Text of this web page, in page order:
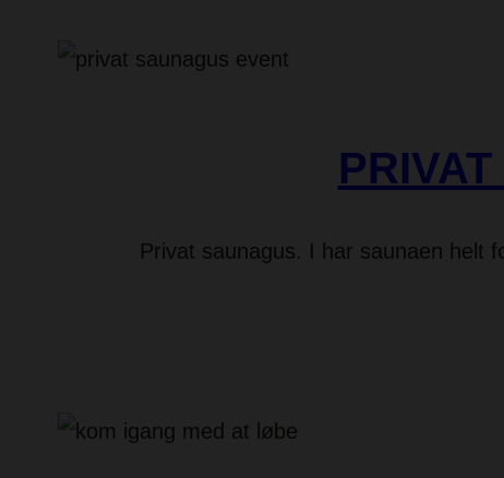
Privat saunagus. I har saunaen helt